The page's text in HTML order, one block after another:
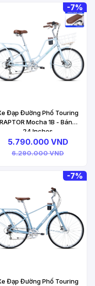
-7%
Đạp Đường Phố Touring
RAPTOR Mocha 1B - Bánh
24 Inches
5.790.000 VND
6.290.000 VND
-7%
Đạp Đường Phố Touring